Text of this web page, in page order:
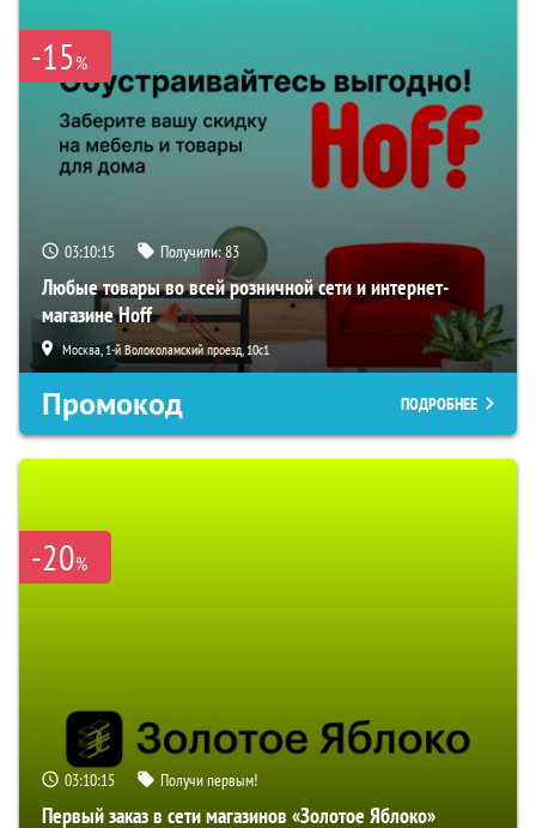
-15%
03:10:14 Получили:83
Любые товары во всей розничной сети и интернет-
магазине Hoff
Москва, 1-й Волоколамский проезд, 10с1
Промокод ПОДРОБНЕЕ
-20%
03:10:14 Получи первым!
Первый заказ в сети магазинов «Золотое Яблоко»